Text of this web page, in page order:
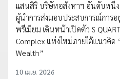
แสนสิริ บริษัทอสังหาฯ อันดับหนึ่
ผู้นำการส่งมอบประสบการณ์การ
พรีเมียม เดินหน้าเปิดตัว S
Complex แห่งใหม่ภายใต้แนวคิด
Wealth”
10 เม.ย. 2026